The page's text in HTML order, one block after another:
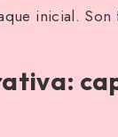
inicial. Son